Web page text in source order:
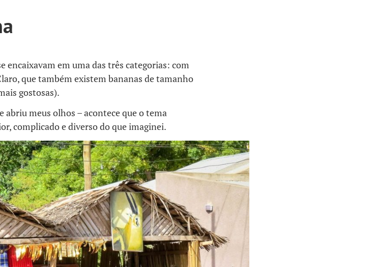
encaixavam em uma das três categorias: com
que também existem bananas de tamanho
gostosas).
meus olhos – acontece que o tema
complicado e diverso do que imaginei.